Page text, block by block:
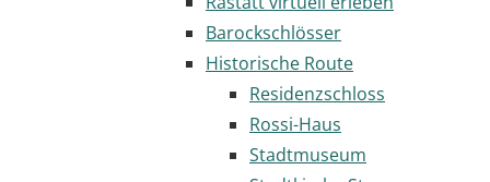
Barockschlösser
Historische Route
Residenzschloss
Rossi-Haus
Stadtmuseum